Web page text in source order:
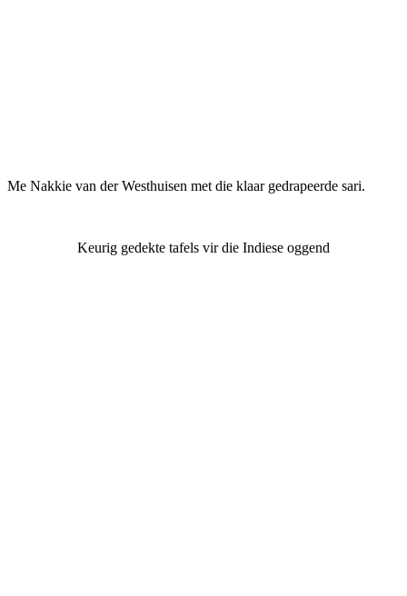
Me Nakkie van der Westhuisen met die klaar gedrapeerde sari.
Keurig gedekte tafels vir die Indiese oggend